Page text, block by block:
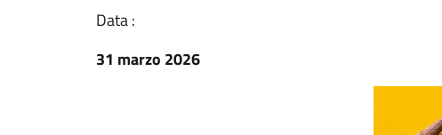
Data :
31 marzo 2026